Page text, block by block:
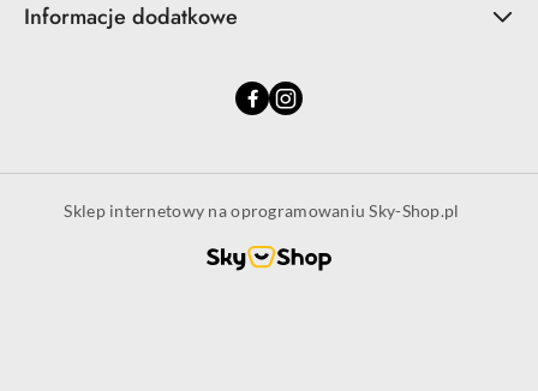
Informacje dodatkowe
Sklep internetowy na oprogramowaniu Sky-Shop.pl